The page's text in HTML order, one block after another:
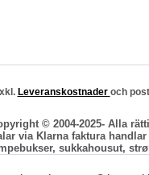
Leveranskostnader och
© 2004-2025- Alla
via Klarna faktura
sukkahousut,